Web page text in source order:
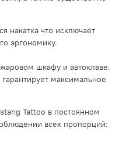
накатка что исключает
эргономику.
шкафу и автоклаве.
максимальное
Tattoo в постоянном
всех пропорций: